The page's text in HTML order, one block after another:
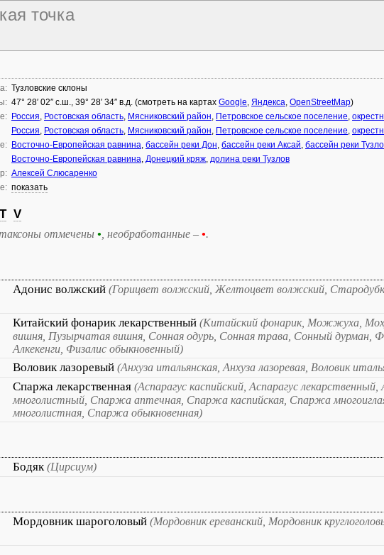
точка
Тузловские склоны
47° 28′ 02″ с.ш., 39° 28′ 34″ в.д. (смотреть на картах Google, Яндекса, OpenStreetMap)
Россия, Ростовская область, Мясниковский район, Петровское сельское поселение,
Россия, Ростовская область, Мясниковский район, Петровское сельское поселение,
Восточно-Европейская равнина, бассейн реки Дон, бассейн реки Аксай, бассейн реки
Восточно-Европейская равнина, Донецкий кряж, долина реки Тузлов
Алексей Слюсаренко
показать
T V
отмечены • , необработанные – •.
Адонис волжский (Горицвет волжский, Желтоцвет волжский,
Китайский фонарик лекарственный (Китайский фонарик, Можжуха,
вишня, Пузырчатая вишня, Сонная одурь, Сонная трава, Сонный дурман,
Алкекенги, Физалис обыкновенный)
Воловик лазоревый (Анхуза итальянская, Анхуза лазоревая, Воловик
Спаржа лекарственная (Аспарагус каспийский, Аспарагус лекарственный,
многолистный, Спаржа аптечная, Спаржа каспийская, Спаржа
многолистная, Спаржа обыкновенная)
Бодяк(Цирсиум)
Мордовник шароголовый (Мордовник ереванский, Мордовник